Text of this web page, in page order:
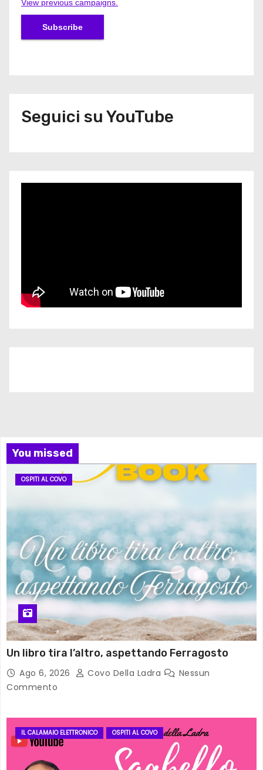
View previous campaigns.
Seguici su YouTube
You missed
OSPITI AL COVO
Un libro tira l’altro, aspettando Ferragosto
Ago 6, 2026 Covo Della Ladra
Nessun
Commento
IL CALAMAIO ELETTRONICO OSPITI AL COVO